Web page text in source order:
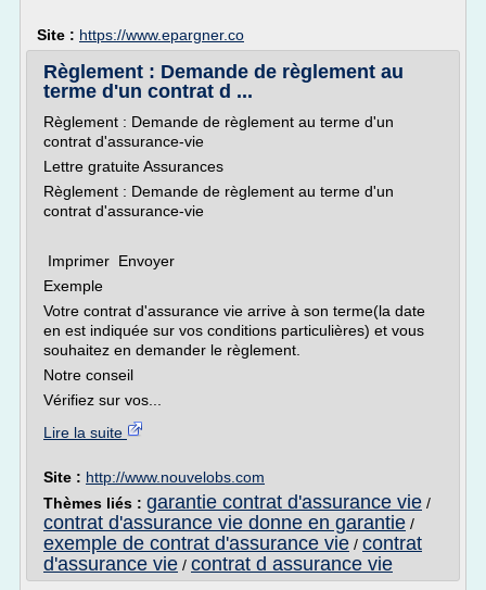
Site : https://www.epargner.co
Règlement : Demande de règlement au
terme d'un contrat d ...
Règlement : Demande de règlement au terme d'un
contrat d'assurance-vie
Lettre gratuite Assurances
Règlement : Demande de règlement au terme d'un
contrat d'assurance-vie
Imprimer Envoyer
Exemple
Votre contrat d'assurance vie arrive à son terme(la date
en est indiquée sur vos conditions particulières) et vous
souhaitez en demander le règlement.
Notre conseil
Vérifiez sur vos...
Lire la suite
Site : http://www.nouvelobs.com
Thèmes liés : garantie contrat d'assurance vie /
contrat d'assurance vie donne en garantie /
exemple de contrat d'assurance vie / contrat
d'assurance vie / contrat d assurance vie